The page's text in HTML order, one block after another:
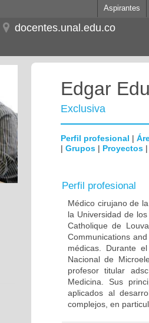
Aspirantes
docentes.unal.edu.co
Edgar
Exclusiva
Perfil profesional |
| Grupos | Proyectos
Perfil profesional
Médico cirujano de
la Universidad de
Catholique de
Communications
médicas. Durante
Nacional de
profesor titular
Medicina. Sus
aplicados al
complejos, en